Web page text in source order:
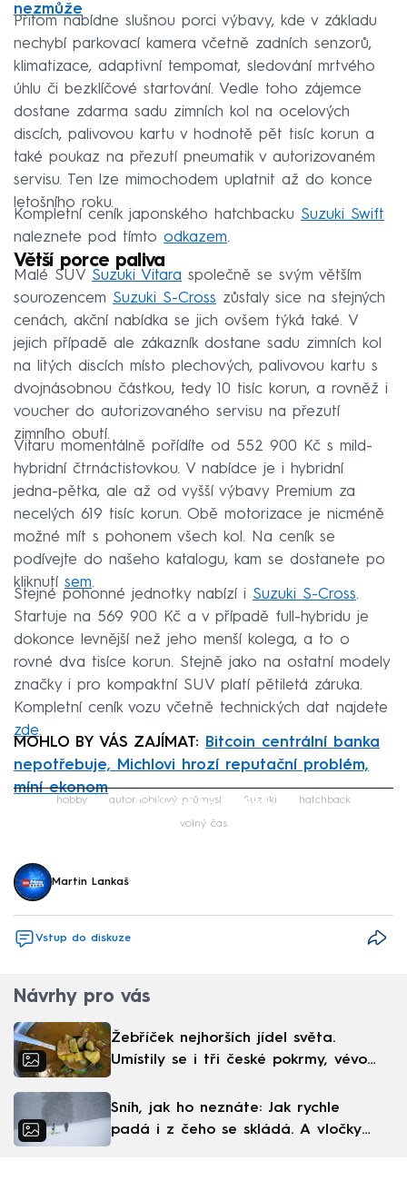
nezmůže
Přitom nabídne slušnou porci výbavy, kde v základu
nechybí parkovací kamera včetně zadních senzorů,
klimatizace, adaptivní tempomat, sledování mrtvého
úhlu či bezklíčové startování. Vedle toho zájemce
dostane zdarma sadu zimních kol na ocelových
discích, palivovou kartu v hodnotě pět tisíc korun a
také poukaz na přezutí pneumatik v autorizovaném
servisu. Ten lze mimochodem uplatnit až do konce
letošního roku.
Kompletní ceník japonského hatchbacku Suzuki Swift
naleznete pod tímto odkazem.
Větší porce paliva
Malé SUV Suzuki Vitara společně se svým větším
sourozencem Suzuki S-Cross zůstaly sice na stejných
cenách, akční nabídka se jich ovšem týká také. V
jejich případě ale zákazník dostane sadu zimních kol
na litých discích místo plechových, palivovou kartu s
dvojnásobnou částkou, tedy 10 tisíc korun, a rovněž i
voucher do autorizovaného servisu na přezutí
zimního obutí.
Vitaru momentálně pořídíte od 552 900 Kč s mild-
hybridní čtrnáctistovkou. V nabídce je i hybridní
jedna-pětka, ale až od vyšší výbavy Premium za
necelých 619 tisíc korun. Obě motorizace je nicméně
možné mít s pohonem všech kol. Na ceník se
podívejte do našeho katalogu, kam se dostanete po
kliknutí sem.
Stejné pohonné jednotky nabízí i Suzuki S-Cross.
Startuje na 569 900 Kč a v případě full-hybridu je
dokonce levnější než jeho menší kolega, a to o
rovné dva tisíce korun. Stejně jako na ostatní modely
značky i pro kompaktní SUV platí pětiletá záruka.
Kompletní ceník vozu včetně technických dat najdete
zde.
MOHLO BY VÁS ZAJÍMAT:
Bitcoin centrální banka
nepotřebuje, Michlovi hrozí reputační problém,
míní ekonom
Failed to fetch
hobby automobilový průmysl Suzuki hatchback
volný čas
Martin Lankaš
Vstup do diskuze
Návrhy pro vás
Žebříček nejhorších jídel světa.
Umístily se i tři české pokrmy, vévodí
Sníh, jak ho neznáte: Jak rychle
padá i z čeho se skládá. A vločky